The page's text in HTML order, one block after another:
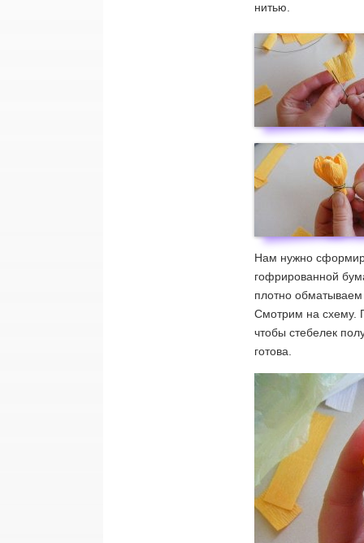
нитью.
Нам нужно
гофрированной
плотно
Смотрим на схему.
чтобы стебелек
готова.